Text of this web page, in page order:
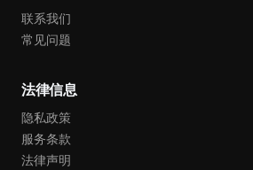
联系我们
常见问题
法律信息
隐私政策
服务条款
法律声明